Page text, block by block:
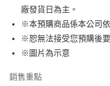
Google Pay
ATM付款
貨到付款
運送方式
廠發貨日為主。
※本預購商品係本公司
※恕無法接受您預購後
※圖片為示意
銷售重點